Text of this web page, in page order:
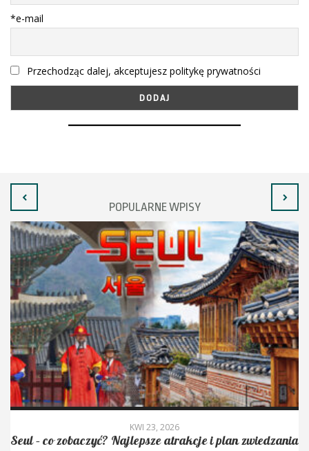
*e-mail
Przechodząc dalej, akceptujesz politykę prywatności
POPULARNE WPISY
KWI 23, 2026
Seul – co zobaczyć? Najlepsze atrakcje i plan zwiedzania